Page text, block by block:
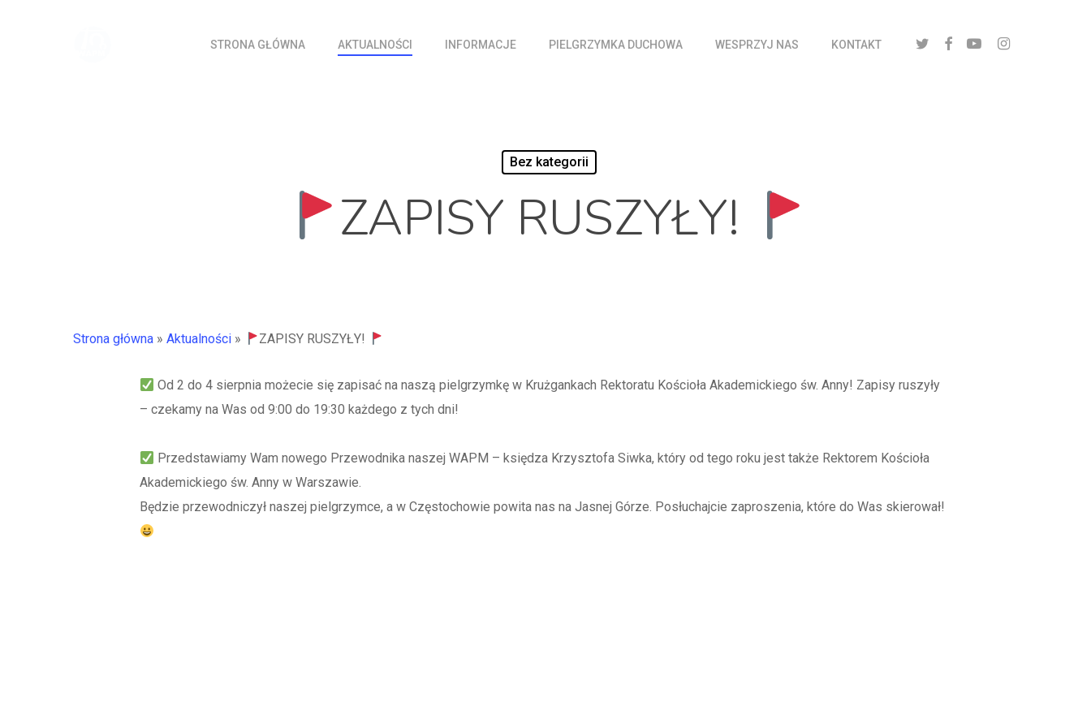
STRONA GŁÓWNA AKTUALNOŚCI INFORMACJE PIELGRZYMKA DUCHOWA WESPRZYJ NAS KONTAKT twitter facebookyoutubeinstagram
Bez kategorii
ZAPISY RUSZYŁY!
Strona główna » Aktualności » ZAPISY RUSZYŁY!
Od 2 do 4 sierpnia możecie się zapisać na naszą pielgrzymkę w Krużgankach Rektoratu Kościoła Akademickiego św. Anny! Zapisy ruszyły
– czekamy na Was od 9:00 do 19:30 każdego z tych dni!
Przedstawiamy Wam nowego Przewodnika naszej WAPM – księdza Krzysztofa Siwka, który od tego roku jest także Rektorem Kościoła
Akademickiego św. Anny w Warszawie.
Będzie przewodniczył naszej pielgrzymce, a w Częstochowie powita nas na Jasnej Górze. Posłuchajcie zaproszenia, które do Was skierował!